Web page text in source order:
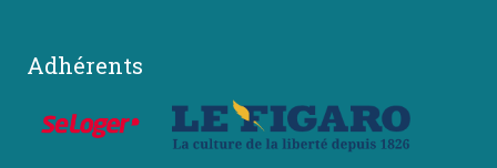
Adhérents